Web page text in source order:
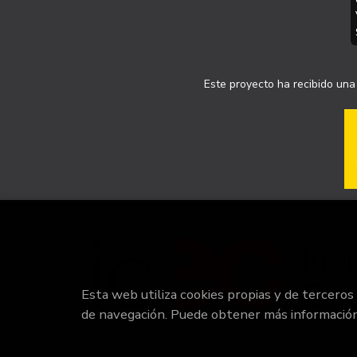
Este proyecto ha recibido
Esta web utiliza cookies propias y de
de navegación. Puede obtener más